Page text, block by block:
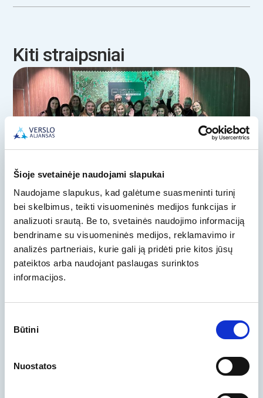
Šioje svetainėje naudojami slapukai
Naudojame slapukus, kad galėtume suasmeninti turinį
bei skelbimus, teikti visuomeninės medijos funkcijas ir
analizuoti srautą. Be to, svetainės naudojimo informaciją
bendriname su visuomeninės medijos, reklamavimo ir
analizės partneriais, kurie gali ją pridėti prie kitos jūsų
pateiktos arba naudojant paslaugas surinktos
informacijos.
pasirinkimas
Būtini
Nuostatos
Kiti straipsniai
„Darbuotojų sauga ir sveikata EXPO
2025“
Šių metų parodoje „Darbuotojų sauga ir sveikata
naujausius darbuotojų saugos ir sveikatos (DSS)